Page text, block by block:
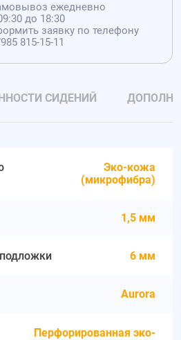
ежедневно
до 18:30
заявку по телефону
815-15-11
СИДЕНИЙ
Эко-кожа
(микрофибра)
1,5 мм
6 мм
Aurora
Перфорированная эко-